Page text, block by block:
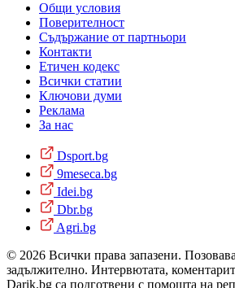
Общи условия
Поверителност
Съдържание от партньори
Контакти
Етичен кодекс
Всички статии
Ключови думи
Реклама
За нас
Dsport.bg
9meseca.bg
Idei.bg
Dbr.bg
Agri.bg
© 2026 Всички права запазени.
задължително. Интервютата,
Darik.bg са подготвени с помощта на